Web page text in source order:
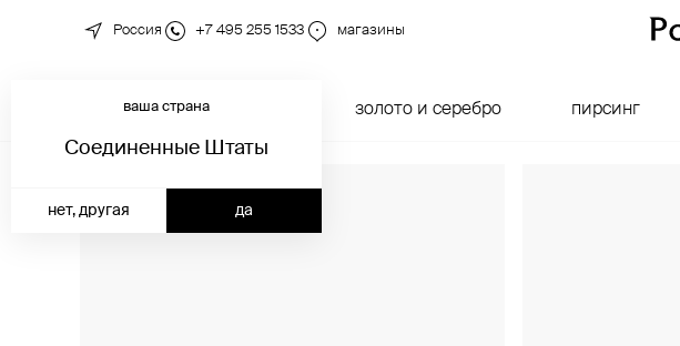
Россия +7 495 255 1533 магазины
новинки золото и серебро пирсинг
ваша страна
Соединенные Штаты
да
нет, другая